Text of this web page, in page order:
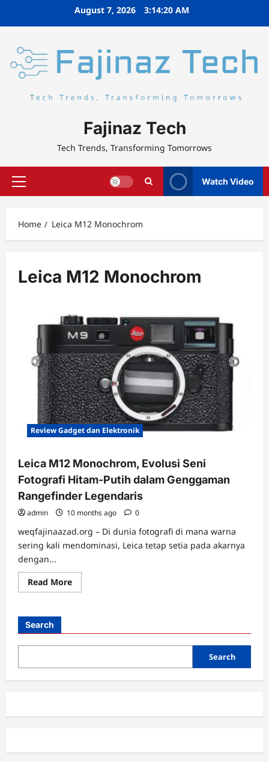
August 7, 2026 3:14:20 AM
Fajinaz Tech
Tech Trends, Transforming Tomorrows
Primary
Watch Video
Home Leica M12 Monochrom
Leica M12 Monochrom
Review Gadget dan Elektronik
Leica M12 Monochrom, Evolusi Seni
Fotografi Hitam-Putih dalam Genggaman
Rangefinder Legendaris
admin 10 months ago 0
weqfajinaazad.org – Di dunia fotografi di mana warna
sering kali mendominasi, Leica tetap setia pada akarnya
dengan...
Read MoreRead
more
Evolusi
Fotografi
Putih
Genggaman
Search
Search